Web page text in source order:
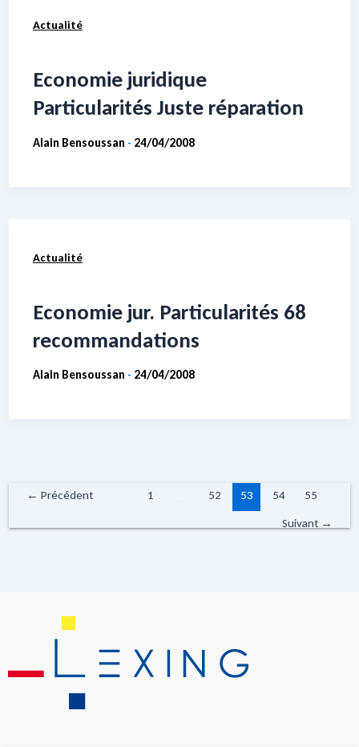
Actualité
Economie juridique
Particularités Juste réparation
Alain Bensoussan - 24/04/2008
Actualité
Economie jur. Particularités 68
recommandations
Alain Bensoussan - 24/04/2008
← Précédent 1 52 53 54
55
Suivant →